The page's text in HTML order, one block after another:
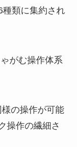
類に集約され
がむ操作体系
の操作が可能
操作の繊細さ